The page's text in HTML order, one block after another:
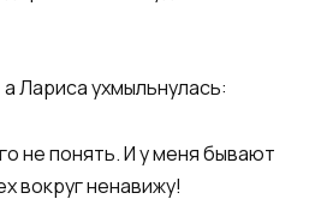
Лариса ухмыльнулась:
не понять. И у меня бывают
вокруг ненавижу!